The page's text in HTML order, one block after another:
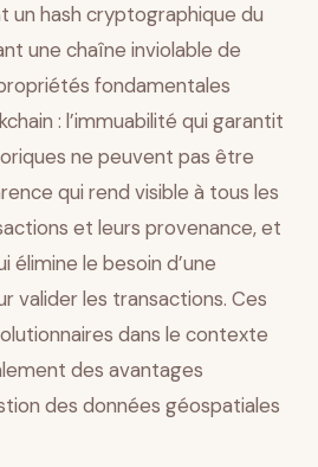
un hash cryptographique du
une chaîne inviolable de
fondamentales
: l’immuabilité qui garantit
ne peuvent pas être
qui rend visible à tous les
et leurs provenance, et
élimine le besoin d’une
valider les transactions. Ces
dans le contexte
des avantages
des données géospatiales